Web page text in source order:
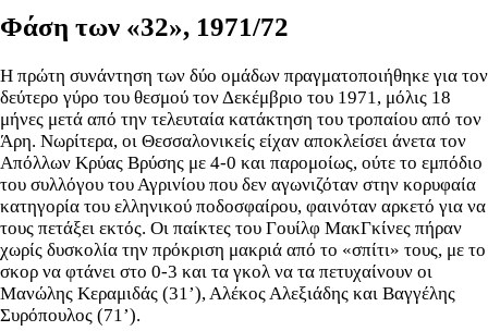
Φάση των «32», 1971/72
Η πρώτη συνάντηση των δύο ομάδων πραγματοποιήθηκε για τον
δεύτερο γύρο του θεσμού τον Δεκέμβριο του 1971, μόλις 18
μήνες μετά από την τελευταία κατάκτηση του τροπαίου από τον
Άρη. Νωρίτερα, οι Θεσσαλονικείς είχαν αποκλείσει άνετα τον
Απόλλων Κρύας Βρύσης με 4-0 και παρομοίως, ούτε το εμπόδιο
του συλλόγου του Αγρινίου που δεν αγωνιζόταν στην κορυφαία
κατηγορία του ελληνικού ποδοσφαίρου, φαινόταν αρκετό για να
τους πετάξει εκτός. Οι παίκτες του Γουίλφ ΜακΓκίνες πήραν
χωρίς δυσκολία την πρόκριση μακριά από το «σπίτι» τους, με το
σκορ να φτάνει στο 0-3 και τα γκολ να τα πετυχαίνουν οι
Μανώλης Κεραμιδάς (31’), Αλέκος Αλεξιάδης και Βαγγέλης
Συρόπουλος (71’).